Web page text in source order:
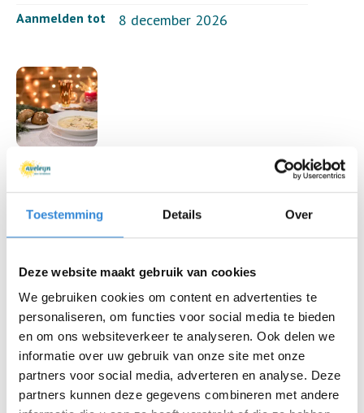
Toestemming Details Over
Deze website maakt gebruik van cookies
We gebruiken cookies om content en advertenties te
personaliseren, om functies voor social media te bieden
en om ons websiteverkeer te analyseren. Ook delen we
informatie over uw gebruik van onze site met onze
partners voor social media, adverteren en analyse. Deze
partners kunnen deze gegevens combineren met andere
Aanmelden tot 8 december 2026
Kerst Samen soos met lunch
Datum za 19 dec.
Tijd 10:30 - 14:30
Thema Ontmoeten, Ouderen
Kosten Geen
Aanmelden tot 13 december 2026